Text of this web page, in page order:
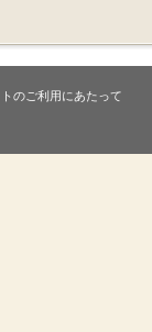
のご利用にあたって